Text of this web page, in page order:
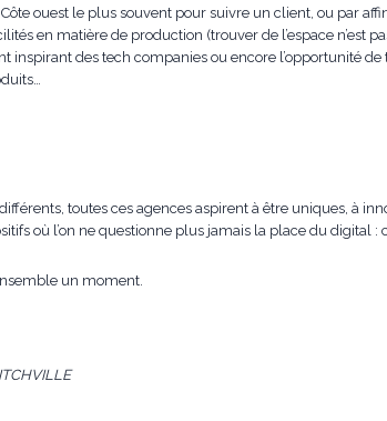
ouest le plus souvent pour suivre un client, ou par
en matière de production (trouver de l’espace n’est
inspirant des tech companies ou encore l’opportunité
toutes ces agences aspirent à être uniques, à
où l’on ne questionne plus jamais la place du digital :
un moment.